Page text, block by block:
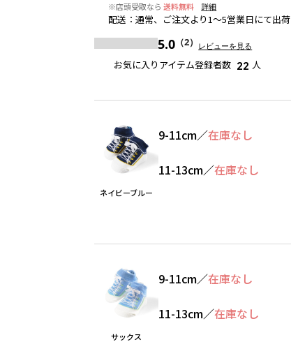
※店頭受取なら 送料無料 詳細
配送 ：通常、ご注文より1～5営業日にて出荷
5.0 （2） レビューを見る
お気に入りアイテム登録者数 22 人
ネイビーブルー
9-11cm／在庫なし
11-13cm／在庫なし
サックス
9-11cm／在庫なし
11-13cm／在庫なし